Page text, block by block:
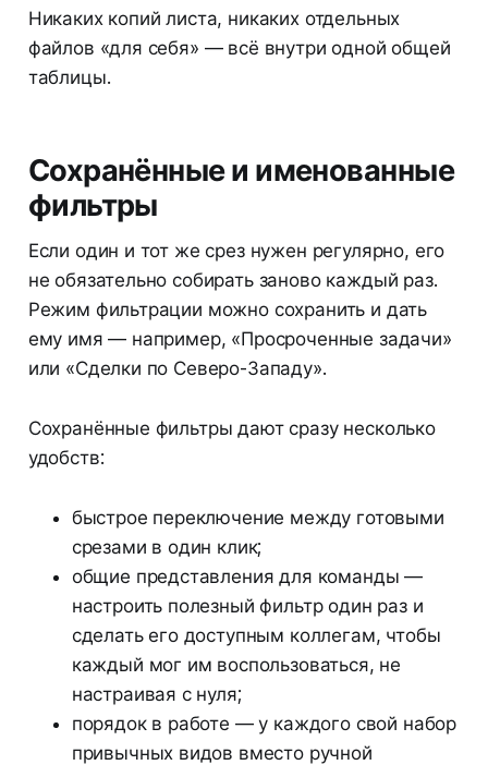
Никаких копий листа, никаких отдельных
файлов «для себя» — всё внутри одной общей
таблицы.
Сохранённые и именованные
фильтры
Если один и тот же срез нужен регулярно, его
не обязательно собирать заново каждый раз.
Режим фильтрации можно сохранить и дать
ему имя — например, «Просроченные задачи»
или «Сделки по Северо-Западу».
Сохранённые фильтры дают сразу несколько
удобств:
быстрое переключение между готовыми
срезами в один клик;
общие представления для команды —
настроить полезный фильтр один раз и
сделать его доступным коллегам, чтобы
каждый мог им воспользоваться, не
настраивая с нуля;
порядок в работе — у каждого свой набор
привычных видов вместо ручной